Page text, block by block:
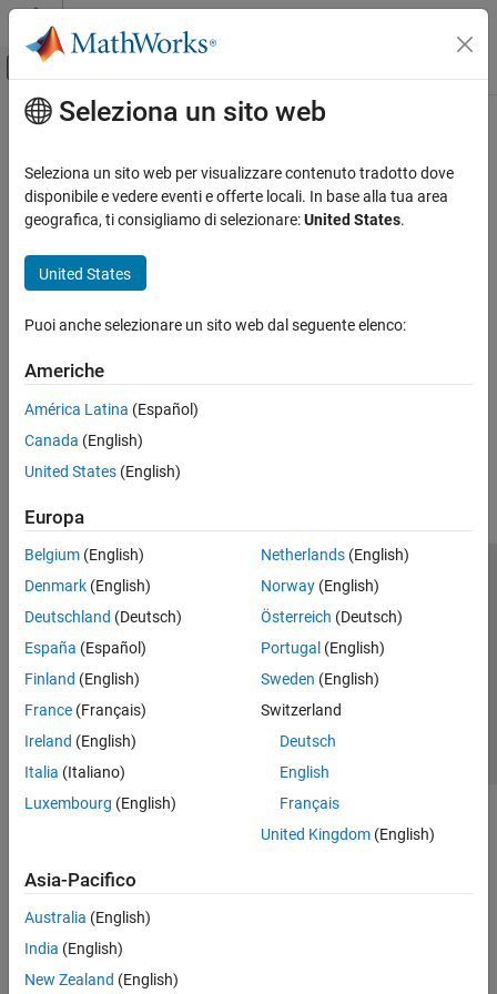
Vai al contenuto
Attiva/disattiva menu di navigazione
Pagina iniziale della documentazione
Contenuto principale
Seleziona un sito web
Seleziona un sito web per visualizzare contenuto tradotto dove
disponibile e vedere eventi e offerte locali. In base alla tua area
geografica, ti consigliamo di selezionare:United States.
United States
Puoi anche selezionare un sito web dal seguente elenco:
Americhe
América Latina (Español)
Canada (English)
United States (English)
Europa
Belgium (English)
Denmark (English)
Deutschland (Deutsch)
España (Español)
Finland (English)
France (Français)
Ireland (English)
Italia (Italiano)
Luxembourg (English)
Netherlands(English)
Norway(English)
Österreich (Deutsch)
Portugal (English)
Sweden (English)
Switzerland
Deutsch
English
Français
United Kingdom(English)
Asia-Pacifico
Australia (English)
India (English)
New Zealand (English)
Centro di fiducia
Informativa sulla privacy
Antipirateria
Stato dell'applicazione
Contatti
© 1994-2026 The MathWorks, Inc.